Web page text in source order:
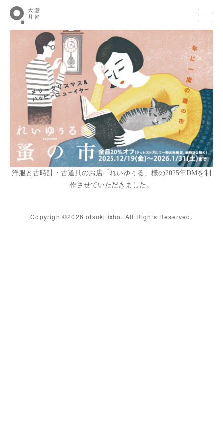
洋服と古時計・古道具のお店「れいゆぅる」様の2025年DMを制
作させていただきました。
Copyright©2026 otsuki isho. All Rights Reserved.